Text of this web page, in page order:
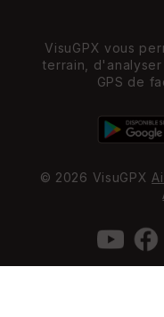
VisuGPX vous
terrain,
GPS de
© 2026 VisuGPX